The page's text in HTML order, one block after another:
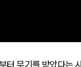
터 무기를 받았다는